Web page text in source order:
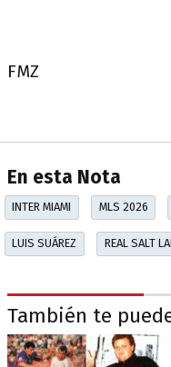
FMZ
En esta Nota
INTER MIAMI MLS 2026
LUIS SUÁREZ REAL SALT
También te